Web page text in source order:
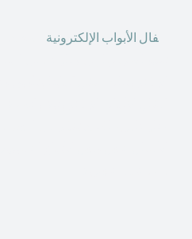
فال الأبواب الإلكترونية